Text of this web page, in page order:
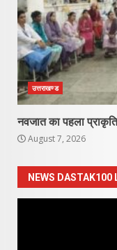
उत्तराखण्ड
नवजात का पहला
August 7, 2026
NEWS DASTAK100